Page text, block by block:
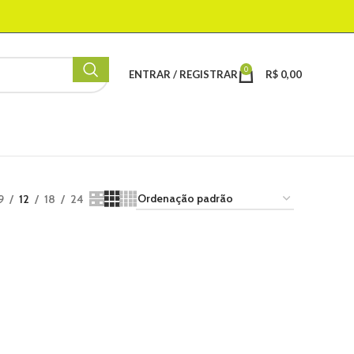
ENTRAR / REGISTRAR 0 R$ 0,00
12 18 24